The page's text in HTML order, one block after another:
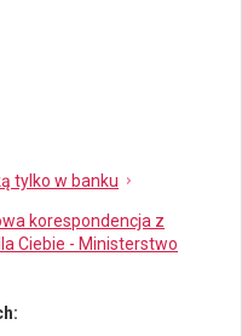
tylko w banku
korespondencja z
Ciebie - Ministerstwo